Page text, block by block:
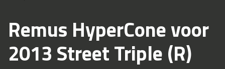
Remus HyperCone voor
2013 Street Triple (R)